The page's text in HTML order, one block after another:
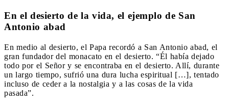
En el desierto de la vida, el ejemplo de San
Antonio abad
En medio al desierto, el Papa recordó a San Antonio abad, el
gran fundador del monacato en el desierto. “Él había dejado
todo por el Señor y se encontraba en el desierto. Allí, durante
un largo tiempo, sufrió una dura lucha espiritual […], tentado
incluso de ceder a la nostalgia y a las cosas de la vida
pasada”.